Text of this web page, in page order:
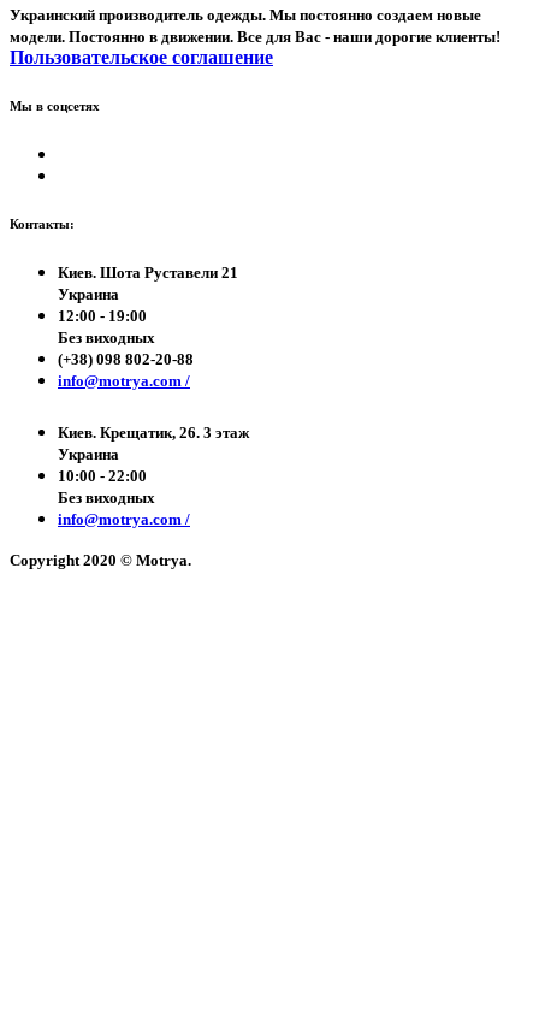
Украинский производитель одежды. Мы постоянно создаем новые
модели. Постоянно в движении. Все для Вас - наши дорогие клиенты!
Пользовательское соглашение
Мы в соцсетях
Контакты:
Киев. Шота Руставели 21
Украина
12:00 - 19:00
Без виходных
(+38) 098 802-20-88
info@motrya.com /
Киев. Крещатик, 26. 3 этаж
Украина
10:00 - 22:00
Без виходных
info@motrya.com /
Copyright 2020 © Motrya.